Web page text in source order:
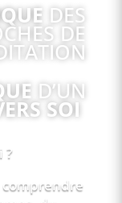
DES
DE
D’UN
SOI
?